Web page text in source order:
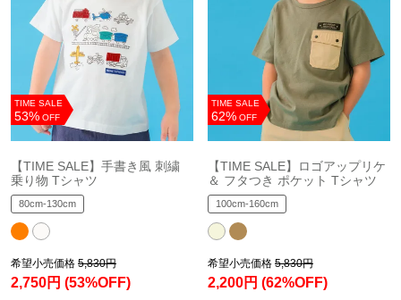
TIME SALE
53% OFF
【TIME SALE】手書き風 刺繍
乗り物 Tシャツ
80cm-130cm
希望小売価格 5,830円
2,750円 (53%OFF)
TIME SALE
62% OFF
【TIME SALE】ロゴアップリケ
＆ フタつき ポケット Tシャツ
100cm-160cm
希望小売価格 5,830円
2,200円 (62%OFF)